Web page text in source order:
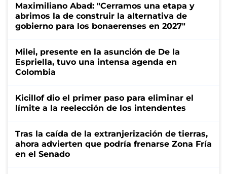
Maximiliano Abad: "Cerramos una etapa y
abrimos la de construir la alternativa de
gobierno para los bonaerenses en 2027"
Milei, presente en la asunción de De la
Espriella, tuvo una intensa agenda en
Colombia
Kicillof dio el primer paso para eliminar el
límite a la reelección de los intendentes
Tras la caída de la extranjerización de tierras,
ahora advierten que podría frenarse Zona Fría
en el Senado